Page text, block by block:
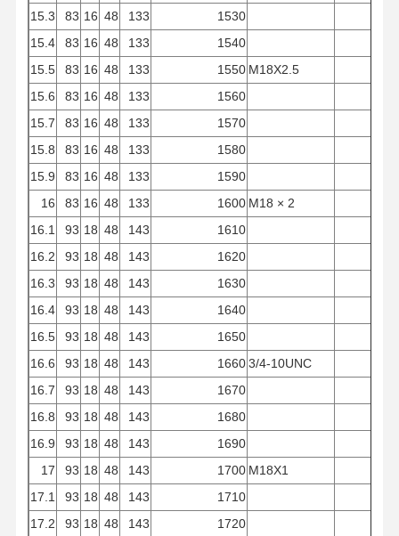
15.3
83 16 48 133
1530
15.4
83 16 48 133
1540
15.5
83 16 48 133 1550 M18X2.5
15.6
83 16 48 133
1560
15.7
83 16 48 133
1570
15.8
83 16 48 133
1580
15.9
83 16 48 133
1590
16
83 16 48 133 1600 M18 × 2
16.1
93 18 48 143
1610
16.2
93 18 48 143
1620
16.3
93 18 48 143
1630
16.4
93 18 48 143
1640
16.5
93 18 48 143
1650
16.6
93 18 48 143 16603/4-10UNC
16.7
93 18 48 143
1670
16.8
93 18 48 143
1680
16.9
93 18 48 143
1690
17
93 18 48 143 1700 M18X1
17.1
93 18 48 143
1710
17.2
93 18 48 143
1720